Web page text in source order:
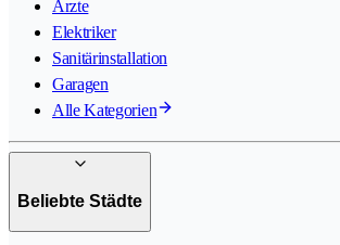
Ärzte
Elektriker
Sanitärinstallation
Garagen
Alle Kategorien
Beliebte Städte